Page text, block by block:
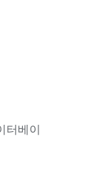
터베이